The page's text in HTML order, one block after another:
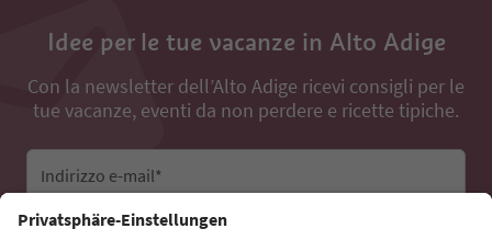
Idee per le tue vacanze in Alto Adige
Con la newsletter dell’Alto Adige ricevi consigli per le
tue vacanze, eventi da non perdere e ricette tipiche.
Indirizzo e-mail*